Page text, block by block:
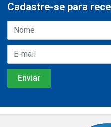
Cadastre-se para